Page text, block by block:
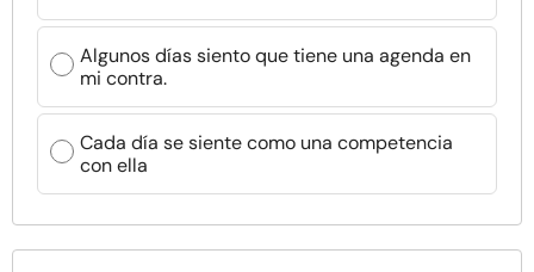
Algunos días siento que tiene una agenda en
mi contra.
Cada día se siente como una competencia
con ella